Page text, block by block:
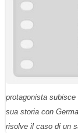
protagonista
sua storia con
risolve il caso di un